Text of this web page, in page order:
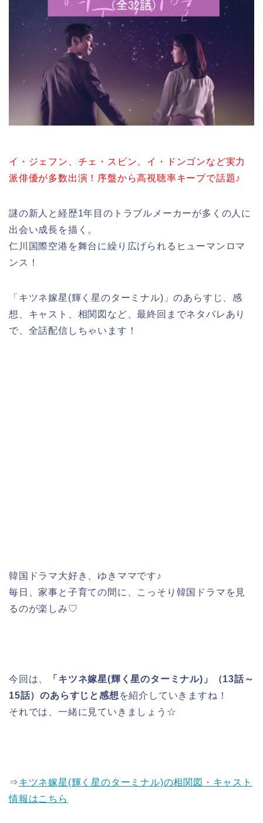
イ・ジェフン、チェ・スビン、イ・ドンゴンなど実力
派俳優が多数出演！序盤から高視聴率キープで話題♪
謎の新人と経歴1年目のトラブルメーカーが多くの人に
出会い成長を描く。
仁川国際空港を舞台に繰り広げられるヒューマンロマ
ンス！
「キツネ嫁星(輝く星のターミナル)」のあらすじ、感
想、キャスト、相関図など、最終回までネタバレあり
で、全話配信しちゃいます！
韓国ドラマ大好き、ゆきママです♪
毎日、家事と子育ての間に、こっそり韓国ドラマを見
るのが楽しみ♡
今回は、
「キツネ嫁星(輝く星のターミナル)」（13話～
15話）のあらすじと感想を紹介していきますね！
それでは、一緒に見ていきましょう☆
⇒キツネ嫁星(輝く星のターミナル)の相関図・キャスト
情報はこちら